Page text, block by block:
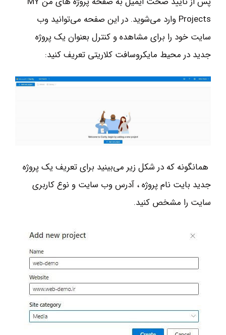
Projects وارد مي‌شويد. در اين صفحه مي‌توانيد وب
سايت خود را براي مشاهده و كنترل بعنوان يك پروژه
جديد در محيط مايكروسافت كلاريتي تعريف كنيد:
همانگونه كه در شكل زیر مي‌بينيد براي تعريف يك پروژه
جديد بايت نام پروژه ، آدرس وب سايت و نوع كاربري
سايت را مشخص كنيد.